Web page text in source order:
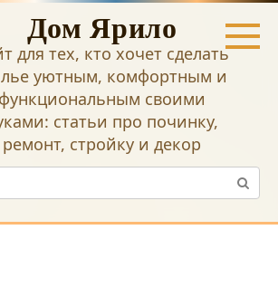
Дом Ярило
для тех, кто хочет сделать
уютным, комфортным и
функциональным своими
статьи про починку,
ремонт, стройку и декор